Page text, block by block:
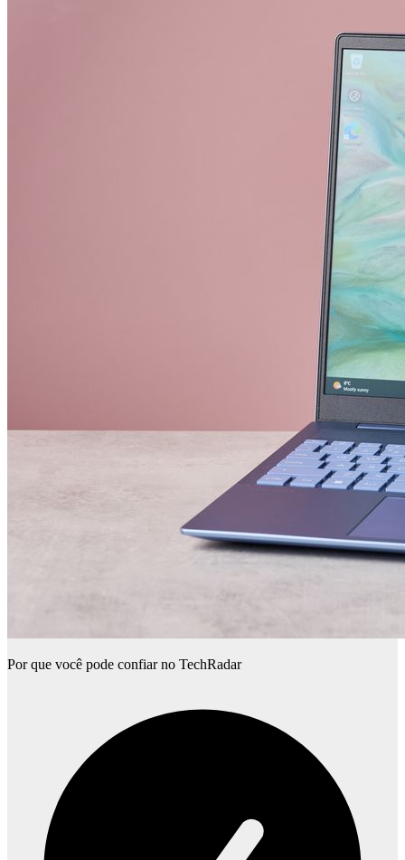
Por que você pode confiar no TechRadar